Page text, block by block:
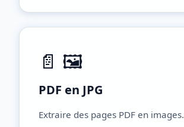
📄 🖼️
PDF en JPG
Extraire des pages PDF en images.